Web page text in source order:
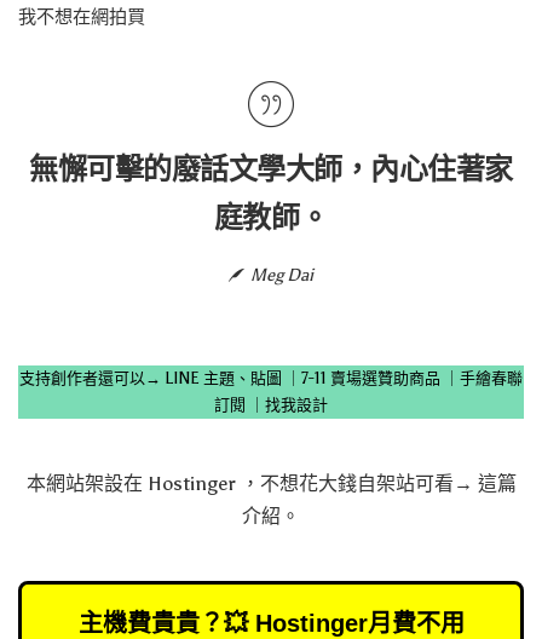
我不想在網拍買
無懈可擊的廢話文學大師，內心住著家
庭教師。
Meg Dai
支持創作者還可以→ LINE 主題、貼圖 7-11 賣場選贊助商品
手繪春聯
訂閱
找我設計
本網站架設在 Hostinger，不想花大錢自架站可看→ 這篇
介紹 。
主機費貴貴？💥 Hostinger月費不用